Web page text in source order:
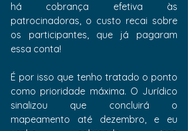
há cobrança efetiva às
patrocinadoras, o custo recai sobre
os participantes, que já pagaram
essa conta!
É por isso que tenho tratado o ponto
como prioridade máxima. O Jurídico
sinalizou que concluirá o
mapeamento até dezembro, e eu